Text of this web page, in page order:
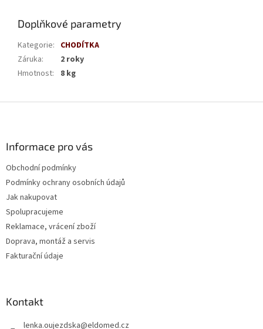
Doplňkové parametry
Kategorie: CHODÍTKA
Záruka:
2 roky
Hmotnost: 8 kg
Informace pro vás
Obchodní podmínky
Podmínky ochrany osobních údajů
Jak nakupovat
Spolupracujeme
Reklamace, vrácení zboží
Doprava, montáž a servis
Fakturační údaje
Kontakt
lenka.oujezdska@eldomed.cz